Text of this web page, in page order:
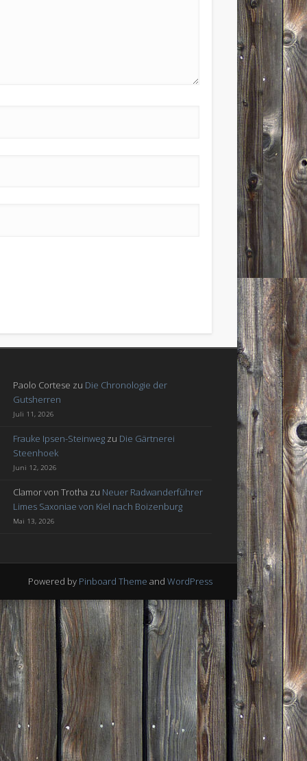
Paolo Cortese zu Die Chronologie der
Gutsherren
Juli 11, 2026
Frauke Ipsen-Steinweg zu Die Gärtnerei
Steenhoek
Juni 12, 2026
Clamor von Trotha zu Neuer Radwanderführer
Limes Saxoniae von Kiel nach Boizenburg
Mai 13, 2026
Powered by Pinboard Theme and WordPress